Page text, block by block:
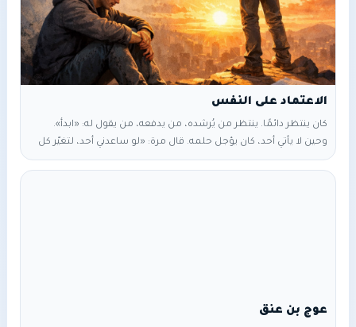
كان ينتظر دائمًا. ينتظر من يُرشده، من يدفعه، من يقول له: «ابدأ».
وحين لا يأتي أحد، كان يؤجل حلمه. قال مرة: «لو ساعدني أحد، لتغيّر كل
شيء». وذات يوم… لم يأتِ أحد فعلًا. لا نصيحة، لا دعم، لا يد ممدودة.
عوج بن عنق